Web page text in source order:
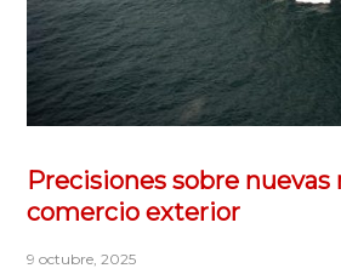
Precisiones sobre
comercio exterior
9 octubre, 2025